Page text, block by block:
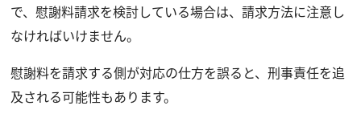
で、慰謝料請求を検討している場合は、請求方法に注意し
なければいけません。
慰謝料を請求する側が対応の仕方を誤ると、刑事責任を追
及される可能性もあります。